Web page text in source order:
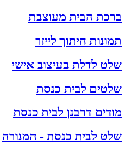
ברכת הבית מעוצבת
תמונות חיתוך לייזר
שלט לדלת בעיצוב אישי
שלטים לבית כנסת
מודים דרבנן לבית כנסת
שלט לבית כנסת - המנורה